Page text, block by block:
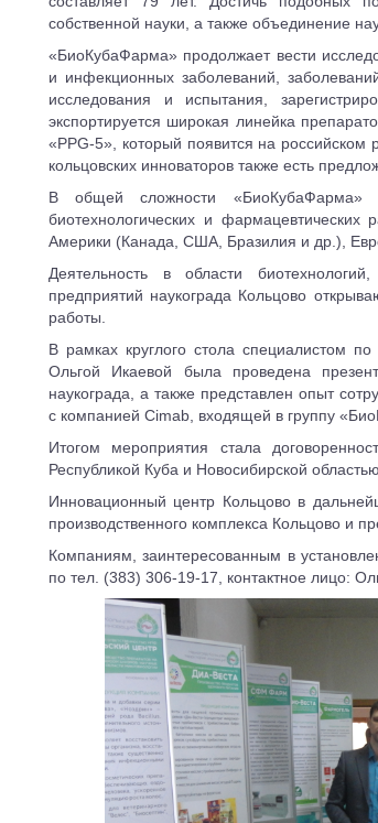
собственной науки, а также объединение
«БиоКубаФарма» продолжает вести
и инфекционных заболеваний,
исследования и испытания,
экспортируется широкая линейка
«PPG-5», который появится на
кольцовских инноваторов также есть
В общей сложности «БиоКубаФарма»
биотехнологических и
Америки (Канада, США, Бразилия и др.),
Деятельность в области
предприятий наукограда Кольцово
работы.
В рамках круглого стола специалистом
Ольгой Икаевой была проведена
наукограда, а также представлен опыт
с компанией Cimab, входящей в группу
Итогом мероприятия стала
Республикой Куба и Новосибирской
Инновационный центр Кольцово в
производственного комплекса Кольцово и
Компаниям, заинтересованным в
по тел. (383) 306-19-17, контактное лицо: